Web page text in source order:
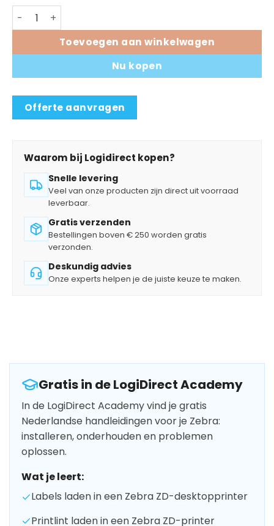
Zebra ZD411 desktop labelprinter aantal
Toevoegen aan winkelwagen
Nu kopen
Offerte aanvragen
Waarom bij Logidirect kopen?
Snelle levering
Veel van onze producten zijn direct uit voorraad
leverbaar.
Gratis verzenden
Bestellingen boven € 250 worden gratis
verzonden.
Deskundig advies
Onze experts helpen je de juiste keuze te maken.
Gratis in de LogiDirect Academy
In de LogiDirect Academy vind je gratis
Nederlandse handleidingen voor je Zebra:
installeren, onderhouden en problemen
oplossen.
Wat je leert:
Labels laden in een Zebra ZD-desktopprinter
Printlint laden in een Zebra ZD-printer